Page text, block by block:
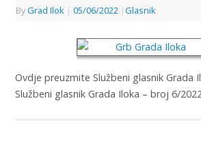
ByGrad Ilok | 05/06/2022 |Glasnik
Ovdje preuzmite Službeni glasnik Grada
Službeni glasnik Grada Iloka – broj 6/2022